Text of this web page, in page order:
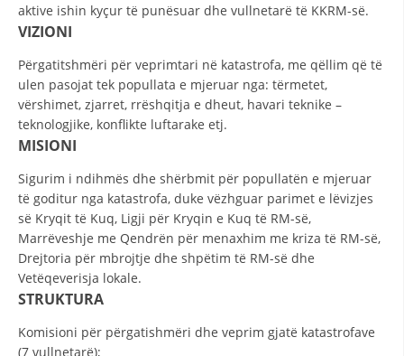
BORDI DREJTUES
KUVENDI
STRUKTURA DHE STRUKTURA ORGANIZATIVE
DREJTA NDERKOMBETARE HUMANITARE
PROMOVIMI I VLERAVE HUMANE
PËRDORIMIN DHE MBROJTJEN E STEMËS
SI TË JEPNI DONACIONE
aktive ishin kyçur të punësuar dhe vullnetarë të KKRM-së.
VIZIONI
Përgatitshmëri për veprimtari në katastrofa, me qëllim që të
ulen pasojat tek popullata e mjeruar nga: tërmetet,
vërshimet, zjarret, rrëshqitja e dheut, havari teknike –
teknologjike, konflikte luftarake etj.
MISIONI
Sigurim i ndihmës dhe shërbmit për popullatën e mjeruar
të goditur nga katastrofa, duke vëzhguar parimet e lëvizjes
së Kryqit të Kuq, Ligji për Kryqin e Kuq të RM-së,
Marrëveshje me Qendrën për menaxhim me kriza të RM-së,
Drejtoria për mbrojtje dhe shpëtim të RM-së dhe
Vetëqeverisja lokale.
STRUKTURA
Komisioni për përgatishmëri dhe veprim gjatë katastrofave
(7 vullnetarë);